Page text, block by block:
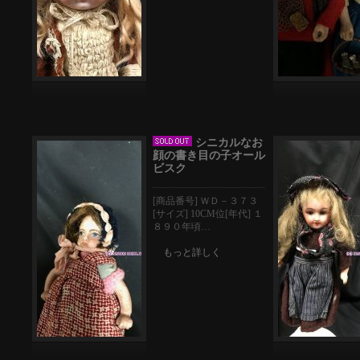
シニカルなお
顔の書き目の子オール
ビスク
[商品番号] ＷＤ－３７３
[サイズ] 10CM位[年代] １
８９０年頃…
もっと詳しく